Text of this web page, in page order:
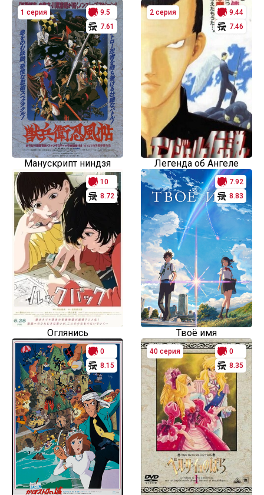
1 серия
9.5
7.61
Манускрипт ниндзя
2 серия
9.44
7.46
Легенда об Ангеле
10
8.72
Оглянись
7.92
8.83
Твоё имя
0
8.15
40 серия
0
8.35